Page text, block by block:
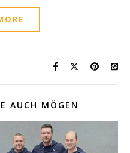
AUCH MÖGEN